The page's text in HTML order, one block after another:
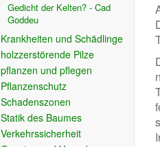
Gedicht der Kelten? - Cad
Goddeu
Krankheiten und Schädlinge
holzzerstörende Pilze
pflanzen und pflegen
Pflanzenschutz
Schadenszonen
Statik des Baumes
Verkehrssicherheit